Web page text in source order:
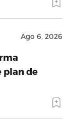
Ago 6, 2026
plan de